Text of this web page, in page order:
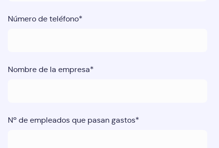
Número de teléfono*
Nombre de la empresa*
Nº de empleados que pasan gastos*